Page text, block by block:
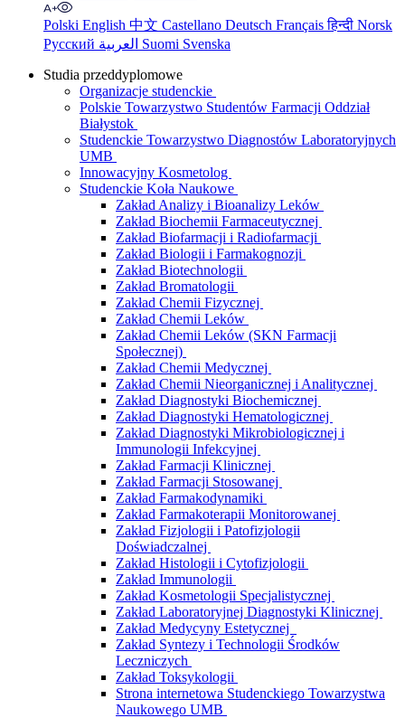
Polski English 中文 Castellano Deutsch Françaisहिन्दी Norsk
Русский
Suomi Svenska
Studia przeddyplomowe
Organizacje studenckie
Polskie Towarzystwo Studentów Farmacji Oddział
Białystok
Studenckie Towarzystwo Diagnostów Laboratoryjnych
UMB
Innowacyjny Kosmetolog
Studenckie Koła Naukowe
Zakład Analizy i Bioanalizy Leków
Zakład Biochemii Farmaceutycznej
Zakład Biofarmacji i Radiofarmacji
Zakład Biologii i Farmakognozji
Zakład Biotechnologii
Zakład Bromatologii
Zakład Chemii Fizycznej
Zakład Chemii Leków
Zakład Chemii Leków (SKN Farmacji
Społecznej)
Zakład Chemii Medycznej
Zakład Chemii Nieorganicznej i Analitycznej
Zakład Diagnostyki Biochemicznej
Zakład Diagnostyki Hematologicznej
Zakład Diagnostyki Mikrobiologicznej i
Immunologii Infekcyjnej
Zakład Farmacji Klinicznej
Zakład Farmacji Stosowanej
Zakład Farmakodynamiki
Zakład Farmakoterapii Monitorowanej
Zakład Fizjologii i Patofizjologii
Doświadczalnej
Zakład Histologii i Cytofizjologii
Zakład Immunologii
Zakład Kosmetologii Specjalistycznej
Zakład Laboratoryjnej Diagnostyki Klinicznej
Zakład Medycyny Estetycznej
Zakład Syntezy i Technologii Środków
Leczniczych
Zakład Toksykologii
Strona internetowa Studenckiego Towarzystwa
Naukowego UMB